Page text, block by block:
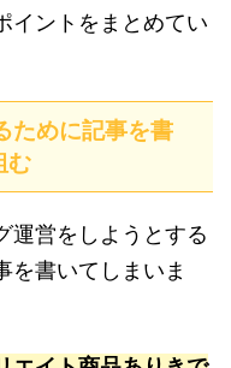
イントをまとめてい
ために記事を書
む
運営をしようとする
を書いてしまいま